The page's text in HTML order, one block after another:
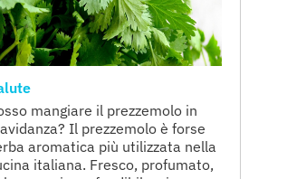
mangiare il prezzemolo in
Il prezzemolo è forse
aromatica più utilizzata nella
italiana. Fresco, profumato,